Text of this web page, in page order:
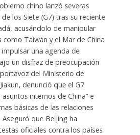
chino lanzó severas
los Siete (G7) tras su reciente
acusándolo de manipular
Taiwán y el Mar de China
una agenda de
un disfraz de preocupación
del Ministerio de
denunció que el G7
internos de China” e
básicas de las relaciones
Aseguró que Beijing ha
oficiales contra los países